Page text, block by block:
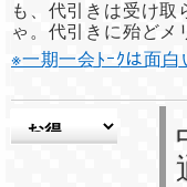
も、代引きは受け取
ゃ。代引きに殆どメ
※一期一会ﾄｰｸは面